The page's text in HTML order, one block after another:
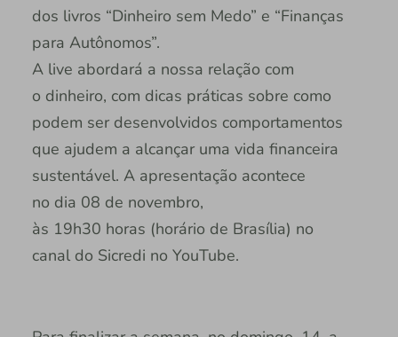
dos livros “Dinheiro sem Medo” e “Finanças
para Autônomos”.
A live abordará a nossa relação com
o dinheiro, com dicas práticas sobre como
podem ser desenvolvidos comportamentos
que ajudem a alcançar uma vida financeira
sustentável. A apresentação acontece
no dia 08 de novembro,
às 19h30 horas (horário de Brasília) no
canal do Sicredi no YouTube.